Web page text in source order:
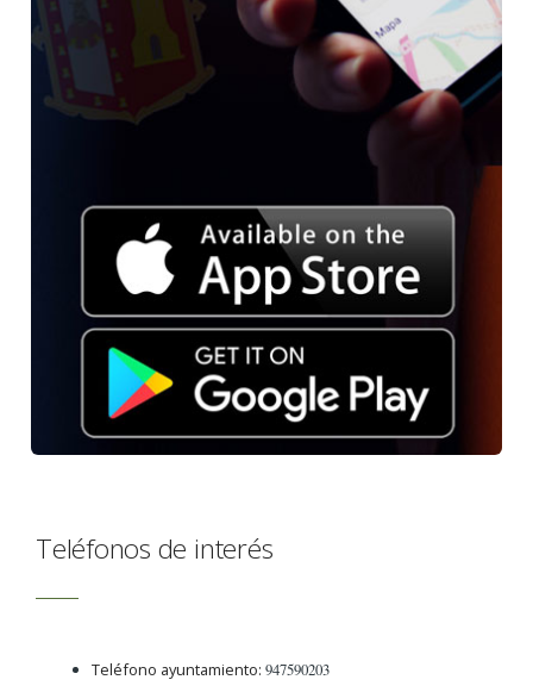
Teléfonos de interés
Teléfono ayuntamiento: 947590203